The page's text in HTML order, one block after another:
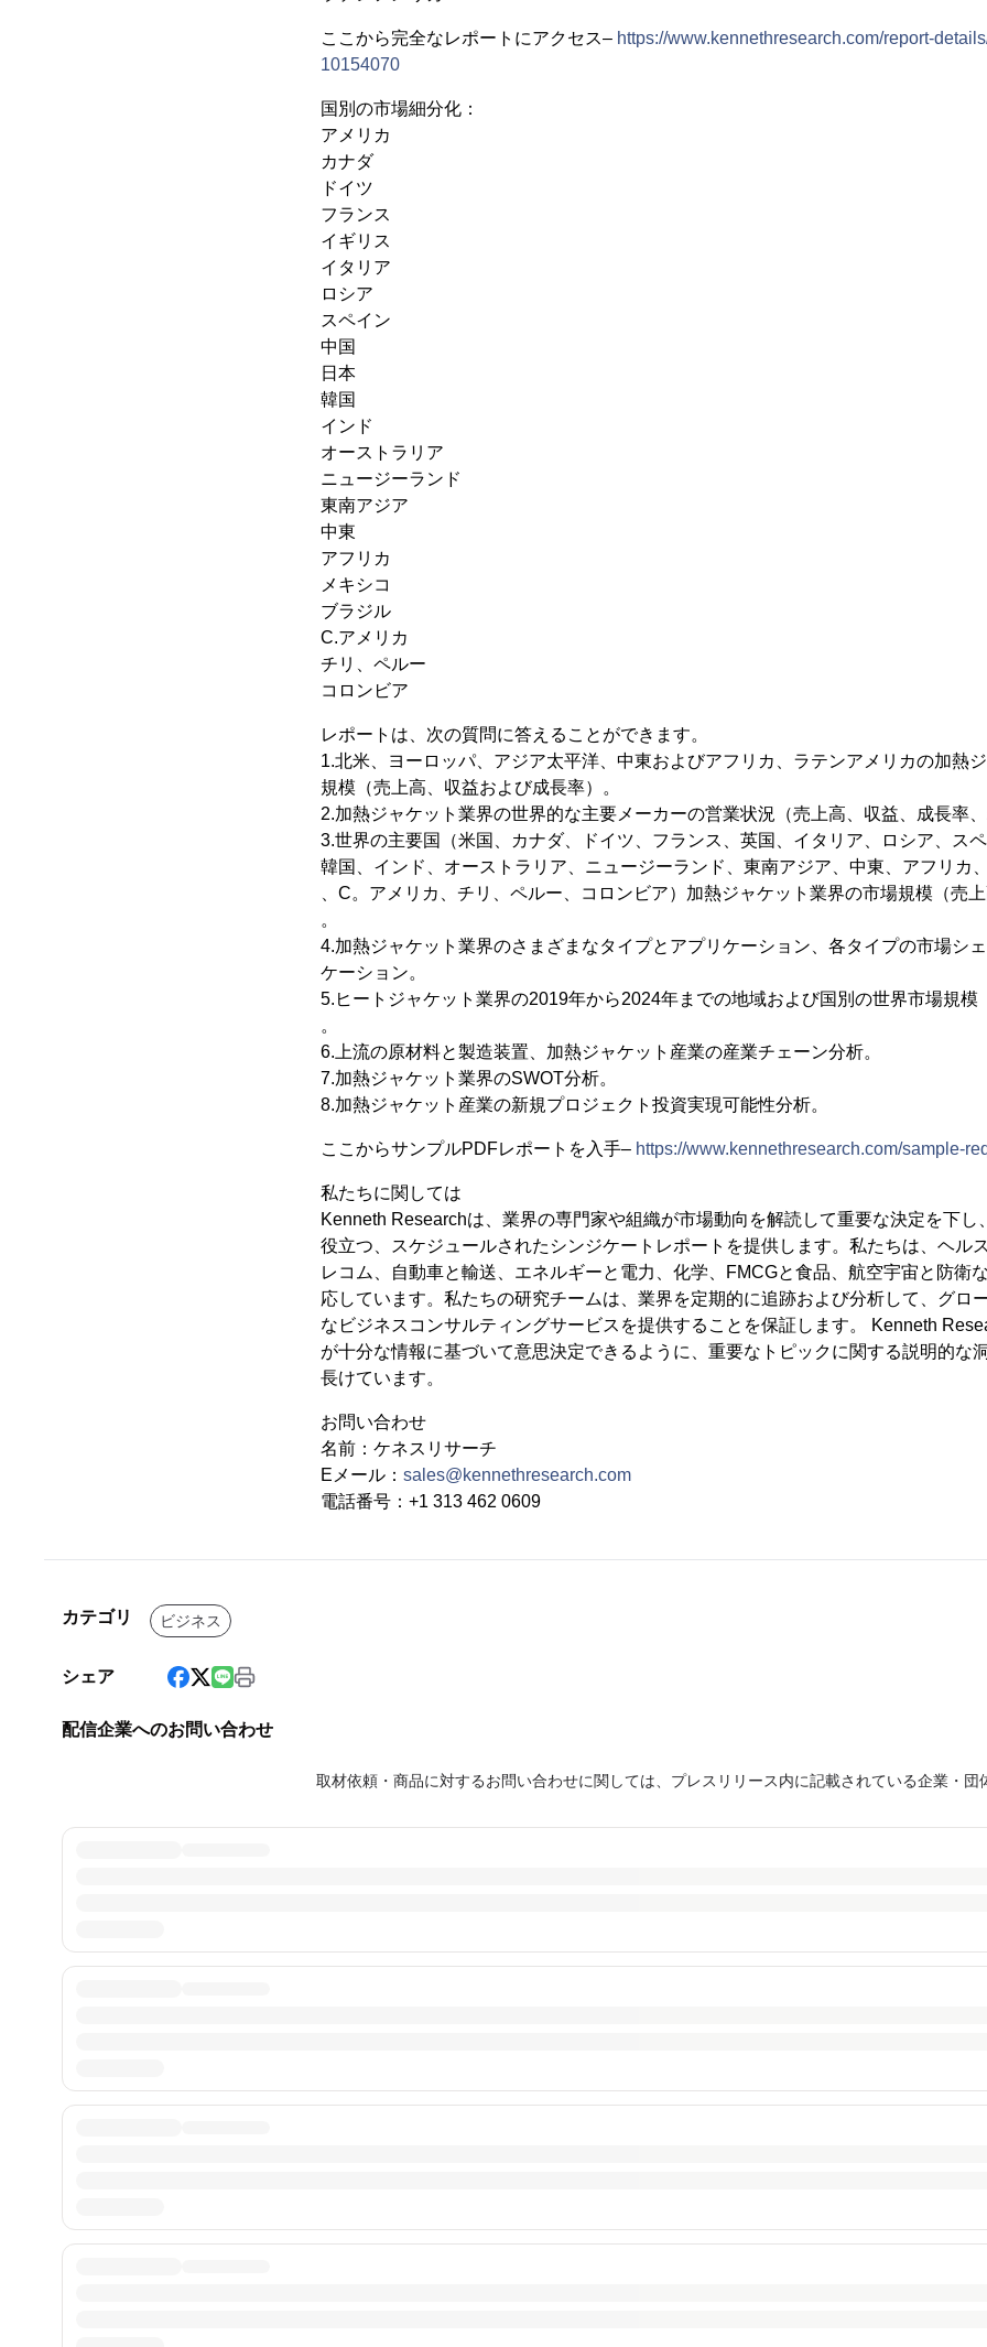
ここから完全なレポートにアクセス– https://www.kennethresearch.com/report-
10154070
国別の市場細分化：
アメリカ
カナダ
ドイツ
フランス
イギリス
イタリア
ロシア
スペイン
中国
日本
韓国
インド
オーストラリア
ニュージーランド
東南アジア
中東
アフリカ
メキシコ
ブラジル
C.アメリカ
チリ、ペルー
コロンビア
レポートは、次の質問に答えることができます。
1.北米、ヨーロッパ、アジア太平洋、中東およびアフリカ、ラテンアメリカの加熱
規模（売上高、収益および成長率）。
2.加熱ジャケット業界の世界的な主要メーカーの営業状況（売上高、収益、成長率、
3.世界の主要国（米国、カナダ、ドイツ、フランス、英国、イタリア、ロシア、スペ
韓国、インド、オーストラリア、ニュージーランド、東南アジア、中東、アフリカ
、C。アメリカ、チリ、ペルー、コロンビア）加熱ジャケット業界の市場規模（売上
。
4.加熱ジャケット業界のさまざまなタイプとアプリケーション、各タイプの市場シ
ケーション。
5.ヒートジャケット業界の2019年から2024年までの地域および国別の世界市場規模
。
6.上流の原材料と製造装置、加熱ジャケット産業の産業チェーン分析。
7.加熱ジャケット業界のSWOT分析。
8.加熱ジャケット産業の新規プロジェクト投資実現可能性分析。
ここからサンプルPDFレポートを入手– https://www.kennethresearch.com/sample-
私たちに関しては
Kenneth Researchは、業界の専門家や組織が市場動向を解読して重要な決定を下し
役立つ、スケジュールされたシンジケートレポートを提供します。私たちは、ヘル
レコム、自動車と輸送、エネルギーと電力、化学、FMCGと食品、航空宇宙と防衛
応しています。私たちの研究チームは、業界を定期的に追跡および分析して、グロ
なビジネスコンサルティングサービスを提供することを保証します。 Kenneth
が十分な情報に基づいて意思決定できるように、重要なトピックに関する説明的な
長けています。
お問い合わせ
名前：ケネスリサーチ
Eメール： sales@kennethresearch.com
電話番号：+1 313 462 0609
カテゴリ ビジネス
シェア
配信企業へのお問い合わせ
取材依頼・商品に対するお問い合わせに関しては、プレスリリース内に記載されている企業・団